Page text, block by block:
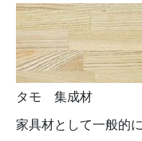
タモ 集成材
家具材として一般的